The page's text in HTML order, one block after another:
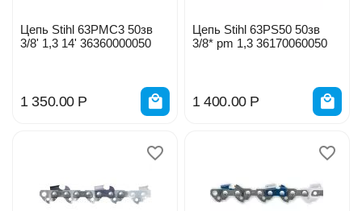
Цепь Stihl 63PMС3 50зв
3/8' 1,3 14' 36360000050
1 350.00 Р
Цепь Stihl 63РS50 50зв
3/8* pm 1,3 36170060050
1 400.00 Р